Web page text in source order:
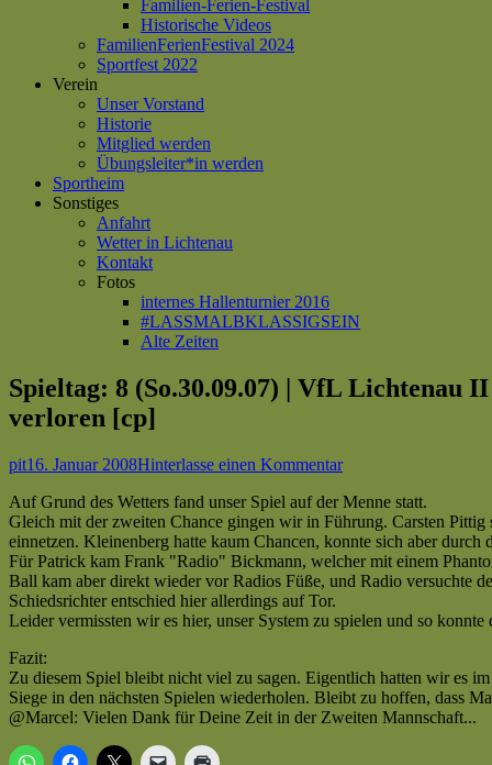
Familien-Ferien-Festival
Historische Videos
FamilienFerienFestival 2024
Sportfest 2022
Verein
Unser Vorstand
Historie
Mitglied werden
Übungsleiter*in werden
Sportheim
Sonstiges
Anfahrt
Wetter in Lichtenau
Kontakt
Fotos
internes Hallenturnier 2016
#LASSMALBKLASSIGSEIN
Alte Zeiten
Spieltag: 8 (So.30.09.07) | VfL Lichtenau
verloren [cp]
Autor
pitVeröffentlicht
16. Januar 2008Hinterlasse einen Kommentarzu
8
(So.30.09.07)
|
VfL
Lichtenau
:
II
(2:3)
|
Auf Grund des Wetters fand unser Spiel auf der Menne statt.
Gleich mit der zweiten Chance gingen wir in Führung. Carsten Pittig
einnetzen. Kleinenberg hatte kaum Chancen, konnte sich aber
Für Patrick kam Frank "Radio" Bickmann, welcher mit einem
Ball kam aber direkt wieder vor Radios Füße, und Radio versuchte
Schiedsrichter entschied hier allerdings auf Tor.
Leider vermissten wir es hier, unser System zu spielen und so
Fazit:
Zu diesem Spiel bleibt nicht viel zu sagen. Eigentlich hatten wir es
Siege in den nächsten Spielen wiederholen. Bleibt zu hoffen, dass
@Marcel: Vielen Dank für Deine Zeit in der Zweiten Mannschaft...